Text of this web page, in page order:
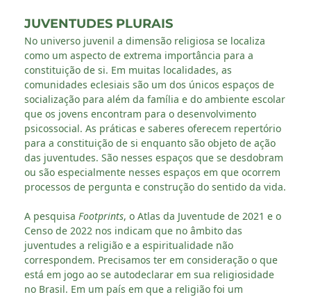
JUVENTUDES PLURAIS
No universo juvenil a dimensão religiosa se localiza
como um aspecto de extrema importância para a
constituição de si. Em muitas localidades, as
comunidades eclesiais são um dos únicos espaços de
socialização para além da família e do ambiente escolar
que os jovens encontram para o desenvolvimento
psicossocial. As práticas e saberes oferecem repertório
para a constituição de si enquanto são objeto de ação
das juventudes. São nesses espaços que se desdobram
ou são especialmente nesses espaços em que ocorrem
processos de pergunta e construção do sentido da vida.
A pesquisa Footprints, o Atlas da Juventude de 2021 e o
Censo de 2022 nos indicam que no âmbito das
juventudes a religião e a espiritualidade não
correspondem. Precisamos ter em consideração o que
está em jogo ao se autodeclarar em sua religiosidade
no Brasil. Em um país em que a religião foi um